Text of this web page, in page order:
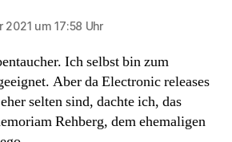
2021 um 17:58 Uhr
Ich selbst bin zum
Aber da Electronic releases
selten sind, dachte ich, das
Rehberg, dem ehemaligen